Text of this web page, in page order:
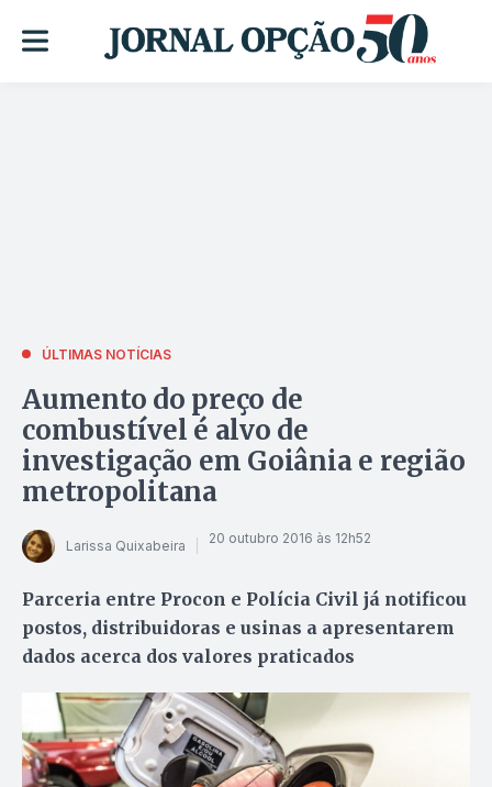
ÚLTIMAS NOTÍCIAS
Aumento do preço de
combustível é alvo de
investigação em Goiânia e região
metropolitana
Larissa Quixabeira 20 outubro 2016 às 12h52
Parceria entre Procon e Polícia Civil já notificou
postos, distribuidoras e usinas a apresentarem
dados acerca dos valores praticados